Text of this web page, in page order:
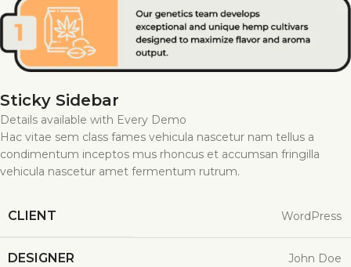
Sticky Sidebar
Details available with Every Demo
Hac vitae sem class fames vehicula nascetur nam tellus a
condimentum inceptos mus rhoncus et accumsan fringilla
vehicula nascetur amet fermentum rutrum.
CLIENT WordPress
DESIGNER John Doe